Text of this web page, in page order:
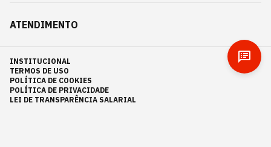
ATENDIMENTO
INSTITUCIONAL
TERMOS DE USO
POLÍTICA DE COOKIES
POLÍTICA DE PRIVACIDADE
LEI DE TRANSPARÊNCIA SALARIAL